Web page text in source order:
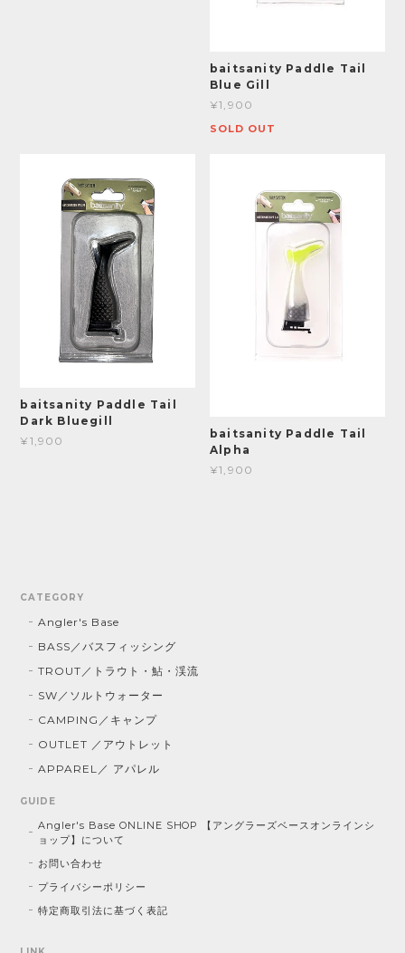
baitsanity Paddle Tail
Blue Gill
¥1,900
SOLD OUT
baitsanity Paddle Tail
Dark Bluegill
¥1,900
baitsanity Paddle Tail
Alpha
¥1,900
CATEGORY
Angler's Base
BASS／バスフィッシング
TROUT／トラウト・鮎・渓流
SW／ソルトウォーター
CAMPING／キャンプ
OUTLET ／アウトレット
APPAREL／ アパレル
GUIDE
Angler's Base ONLINE SHOP 【アングラーズベースオンラインシ
ョップ】について
お問い合わせ
プライバシーポリシー
特定商取引法に基づく表記